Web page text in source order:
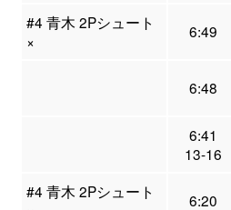
#4 青木 2Pシュート
×
6:49
6:48
6:41
13-16
#4 青木 2Pシュート
6:20